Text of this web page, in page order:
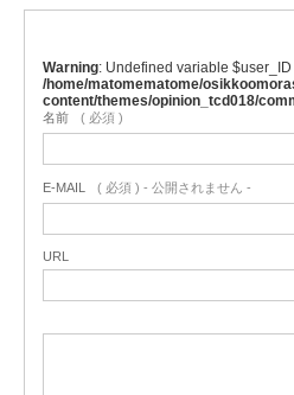
Warning : Undefined variable $user_ID
/home/matomematome/
content/themes/opinion_tcd018/
名前 ( 必須 )
E-MAIL ( 必須 ) - 公開されません -
URL